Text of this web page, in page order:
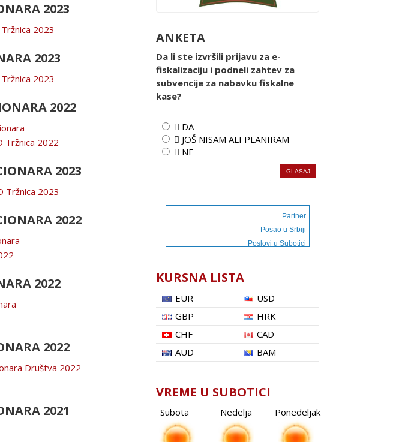
2023
2023
2023
2023
2022
Tržnica 2022
2023
Tržnica 2023
2022
2022
2022
Društva 2022
2021
ANKETA
Da li ste izvršili prijavu za e-
fiskalizaciju i podneli zahtev za
subvencije za nabavku fiskalne
kase?
 DA
 JOŠ NISAM ALI PLANIRAM
 NE
Partner
Posao u Srbiji
Poslovi u Subotici
KURSNA LISTA
EUR
USD
GBP
HRK
CHF
CAD
AUD
BAM
VREME U SUBOTICI
Subota Nedelja Ponedeljak